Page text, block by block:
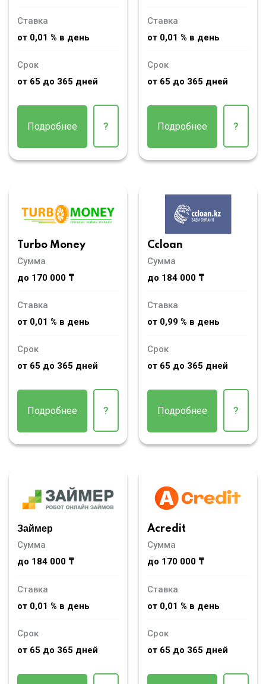
Ставка
от 0,01 % в день
Срок
от 65 до 365 дней
Подробнее ?
Ставка
от 0,01 % в день
Срок
от 65 до 365 дней
Подробнее ?
Turbo Money
Сумма
до 170 000 ₸
Ставка
от 0,01 % в день
Срок
от 65 до 365 дней
Подробнее ?
Ccloan
Сумма
до 184 000 ₸
Ставка
от 0,99 % в день
Срок
от 65 до 365 дней
Подробнее ?
Займер
Сумма
до 184 000 ₸
Ставка
от 0,01 % в день
Срок
от 65 до 365 дней
Acredit
Сумма
до 170 000 ₸
Ставка
от 0,01 % в день
Срок
от 65 до 365 дней